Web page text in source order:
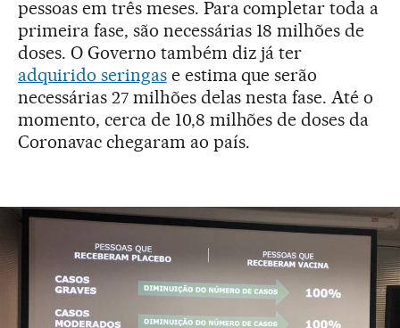
pessoas em três meses. Para completar toda a
primeira fase, são necessárias 18 milhões de
doses. O Governo também diz já ter
adquirido seringase estima que serão
necessárias 27 milhões delas nesta fase. Até o
momento, cerca de 10,8 milhões de doses da
Coronavac chegaram ao país.